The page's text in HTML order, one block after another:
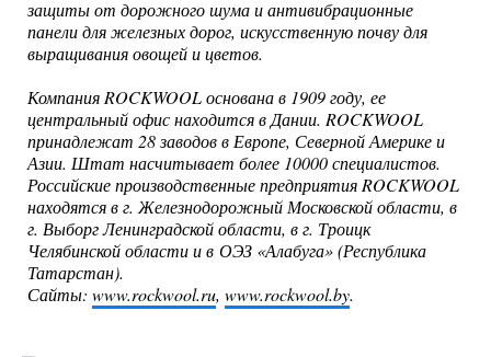
защиты от дорожного шума и антивибрационные
панели для железных дорог, искусственную почву для
выращивания овощей и цветов.
Компания ROCKWOOL основана в 1909 году, ее
центральный офис находится в Дании. ROCKWOOL
принадлежат 28 заводов в Европе, Северной Америке и
Азии. Штат насчитывает более 10000 специалистов.
Российские производственные предприятия ROCKWOOL
находятся в г. Железнодорожный Московской области, в
г. Выборг Ленинградской области, в г. Троицк
Челябинской области и в ОЭЗ «Алабуга» (Республика
Татарстан).
Сайты: www.rockwool.ru, www.rockwool.by.